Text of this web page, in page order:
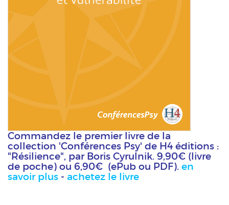
Commandez le premier livre de la
collection 'Conférences Psy' de H4 éditions :
"Résilience", par Boris Cyrulnik. 9,90€ (livre
de poche) ou 6,90€ (ePub ou PDF). en
savoir plus - achetez le livre